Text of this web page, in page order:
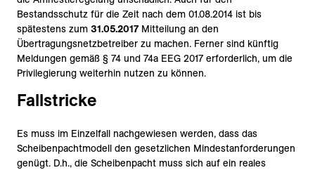
Bestandsschutz für die Zeit nach dem 01.08.2014 ist bis
spätestens zum 31.05.2017 Mitteilung an den
Übertragungsnetzbetreiber zu machen. Ferner sind künftig
Meldungen gemäß § 74 und 74a EEG 2017 erforderlich, um die
Privilegierung weiterhin nutzen zu können.
Fallstricke
Es muss im Einzelfall nachgewiesen werden, dass das
Scheibenpachtmodell den gesetzlichen Mindestanforderungen
genügt. D.h., die Scheibenpacht muss sich auf ein reales